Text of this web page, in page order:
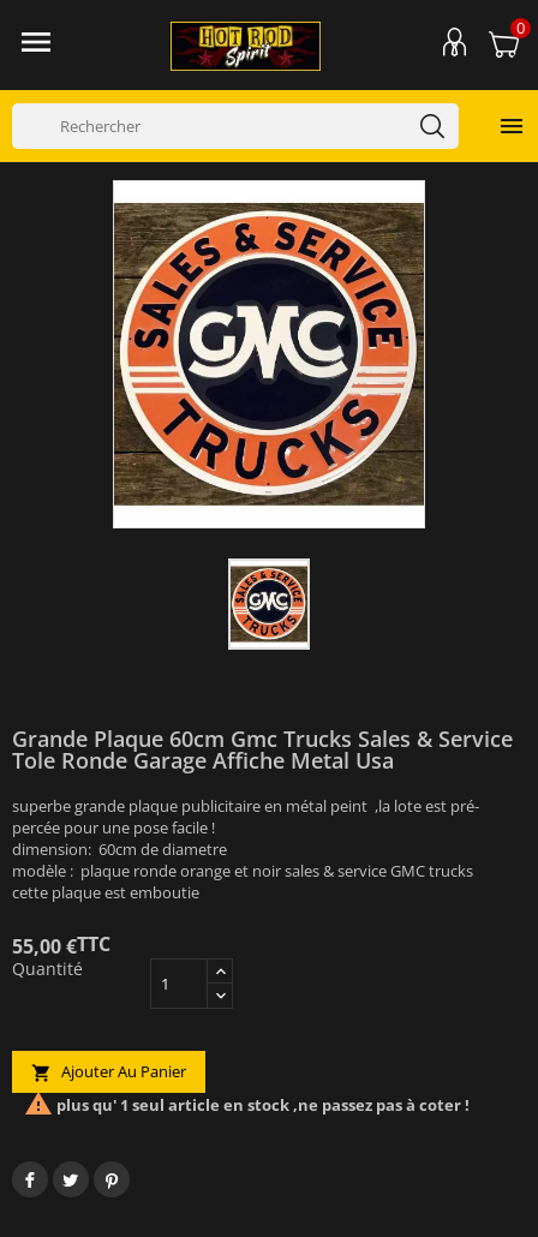
 0

Grande Plaque 60cm Gmc Trucks Sales & Service
Tole Ronde Garage Affiche Metal Usa
superbe grande plaque publicitaire en métal peint ,la lote est pré-
percée pour une pose facile !
dimension: 60cm de diametre
modèle : plaque ronde orange et noir sales & service GMC trucks
cette plaque est emboutie
55,00 €TTC
Quantité
 Ajouter Au Panier
 plus qu' 1 seul article en stock ,ne passez pas à coter !